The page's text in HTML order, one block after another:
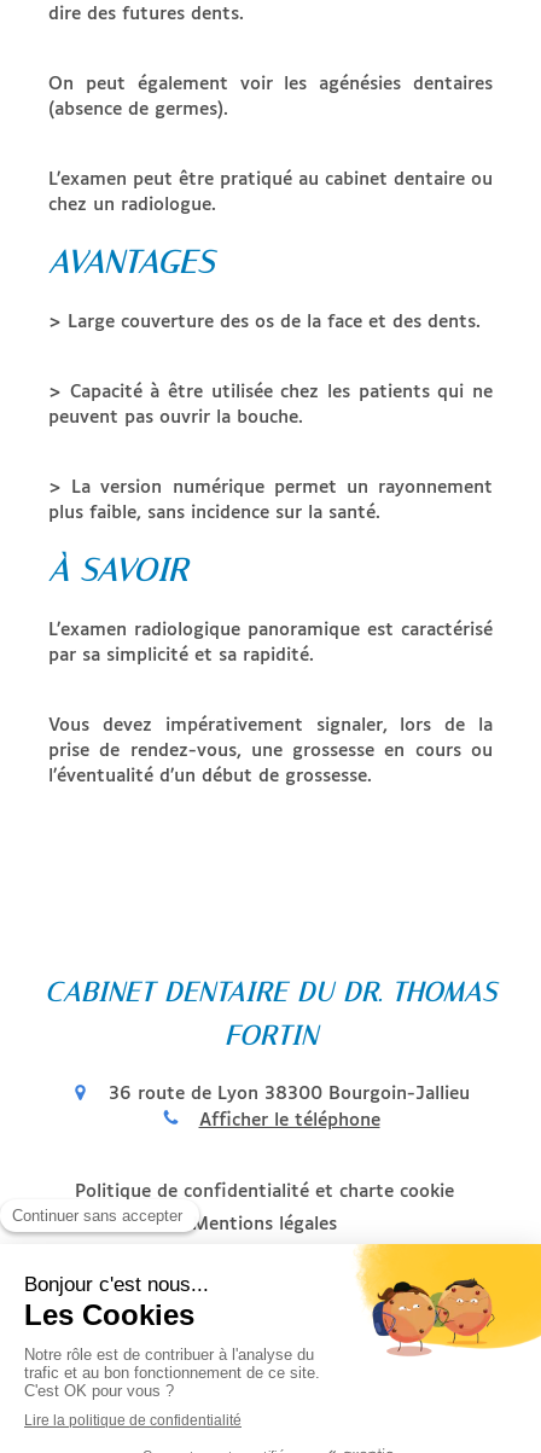
dire des futures dents.
On peut également voir les agénésies dentaires
(absence de germes).
L’examen peut être pratiqué au cabinet dentaire ou
chez un radiologue.
AVANTAGES
> Large couverture des os de la face et des dents.
> Capacité à être utilisée chez les patients qui ne
peuvent pas ouvrir la bouche.
> La version numérique permet un rayonnement
plus faible, sans incidence sur la santé.
À SAVOIR
L’examen radiologique panoramique est caractérisé
par sa simplicité et sa rapidité.
Vous devez impérativement signaler, lors de la
prise de rendez-vous, une grossesse en cours ou
l’éventualité d’un début de grossesse.
CABINET DENTAIRE DU DR. THOMAS
FORTIN
36 route de Lyon 38300 Bourgoin-Jallieu
Afficher le téléphone
Politique de confidentialité et charte cookie
Mentions légales
Conditions Générales Utilisation
Charte déontologique
Annuaires chirurgiens dentistes
Honoraires et remboursement